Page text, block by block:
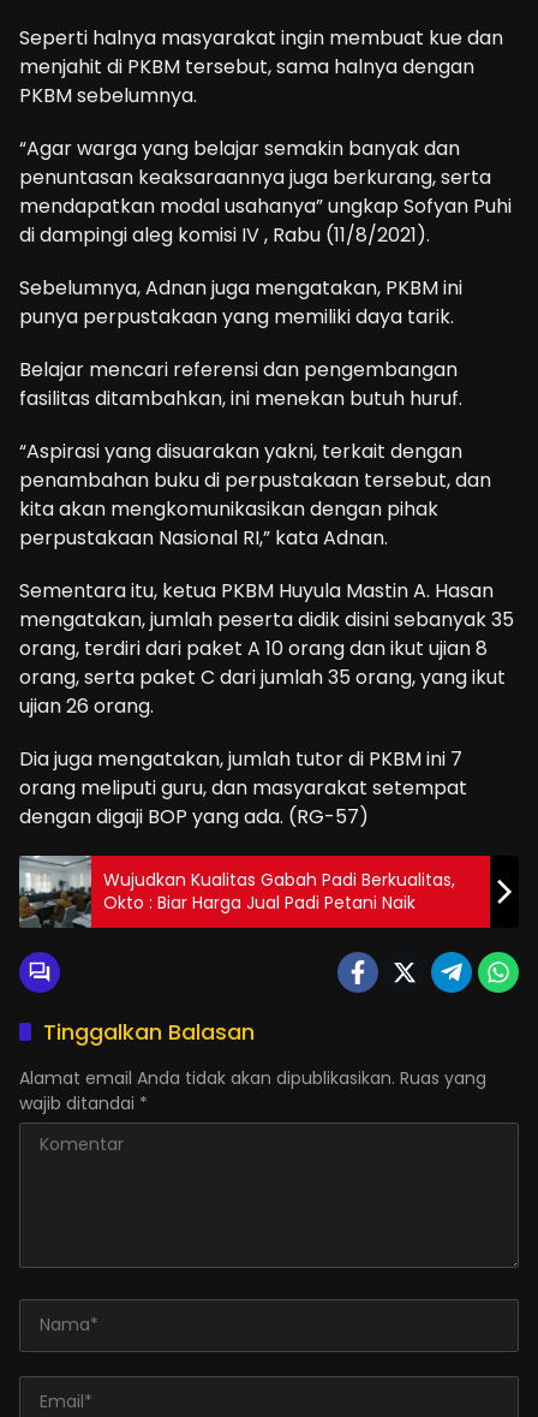
Seperti halnya masyarakat ingin membuat kue dan
menjahit di PKBM tersebut, sama halnya dengan
PKBM sebelumnya.
“Agar warga yang belajar semakin banyak dan
penuntasan keaksaraannya juga berkurang, serta
mendapatkan modal usahanya” ungkap Sofyan Puhi
di dampingi aleg komisi IV , Rabu (11/8/2021).
Sebelumnya, Adnan juga mengatakan, PKBM ini
punya perpustakaan yang memiliki daya tarik.
Belajar mencari referensi dan pengembangan
fasilitas ditambahkan, ini menekan butuh huruf.
“Aspirasi yang disuarakan yakni, terkait dengan
penambahan buku di perpustakaan tersebut, dan
kita akan mengkomunikasikan dengan pihak
perpustakaan Nasional RI,” kata Adnan.
Sementara itu, ketua PKBM Huyula Mastin A. Hasan
mengatakan, jumlah peserta didik disini sebanyak 35
orang, terdiri dari paket A 10 orang dan ikut ujian 8
orang, serta paket C dari jumlah 35 orang, yang ikut
ujian 26 orang.
Dia juga mengatakan, jumlah tutor di PKBM ini 7
orang meliputi guru, dan masyarakat setempat
dengan digaji BOP yang ada. (RG-57)
Wujudkan Kualitas Gabah Padi Berkualitas,
Okto : Biar Harga Jual Padi Petani Naik
Tinggalkan Balasan
Alamat email Anda tidak akan dipublikasikan. Ruas yang
wajib ditandai *